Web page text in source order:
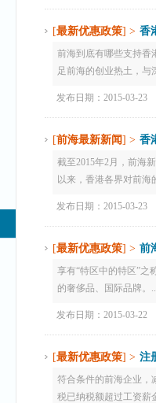
[最新优惠政策] > 香
前海到底有哪些支持香
足前海的创业热土，与
发布日期：2015-03-23
[前海最新新闻] > 香
截至2015年2月，前海
以来，香港各界对前海
发布日期：2015-03-23
[最新优惠政策] > 前
享有“特区中的特区”之
的奢侈品、国际品牌。
发布日期：2015-03-22
[最新优惠政策] > 注
符合条件的前海企业，
税已纳税额超过工资薪